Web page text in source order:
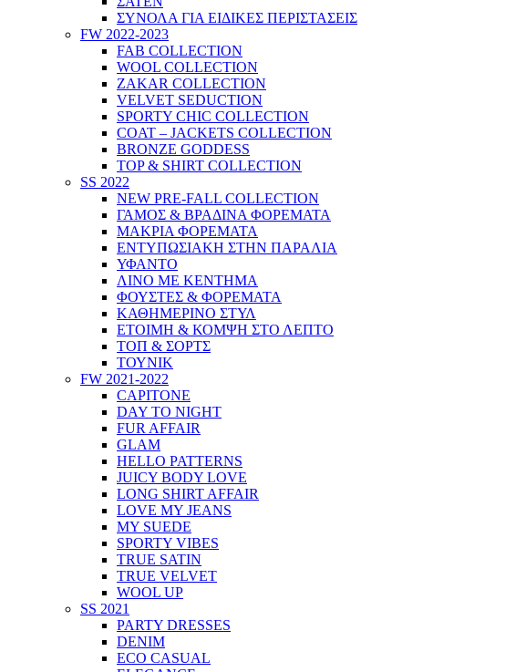
ΣΥΝΟΛΑ ΓΙΑ ΕΙΔΙΚΕΣ ΠΕΡΙΣΤΑΣΕΙΣ
FW 2022-2023
FAB COLLECTION
WOOL COLLECTION
ZAKAR COLLECTION
VELVET SEDUCTION
SPORTY CHIC COLLECTION
COAT – JACKETS COLLECTION
BRONZE GODDESS
TOP & SHIRT COLLECTION
SS 2022
NEW PRE-FALL COLLECTION
ΓΑΜΟΣ & ΒΡΑΔΙΝΑ ΦΟΡΕΜΑΤΑ
ΜΑΚΡΙΑ ΦΟΡΕΜΑΤΑ
ΕΝΤΥΠΩΣΙΑΚΗ ΣΤΗΝ ΠΑΡΑΛΙΑ
ΥΦΑΝΤΟ
ΛΙΝΟ ΜΕ ΚΕΝΤΗΜΑ
ΦΟΥΣΤΕΣ & ΦΟΡΕΜΑΤΑ
ΚΑΘΗΜΕΡΙΝΟ ΣΤΥΛ
ΕΤΟΙΜΗ & ΚΟΜΨΗ ΣΤΟ ΛΕΠΤΟ
ΤΟΠ & ΣΟΡΤΣ
ΤΟΥΝΙΚ
FW 2021-2022
CAPITONE
DAY TO NIGHT
FUR AFFAIR
GLAM
HELLO PATTERNS
JUICY BODY LOVE
LONG SHIRT AFFAIR
LOVE MY JEANS
MY SUEDE
SPORTY VIBES
TRUE SATIN
TRUE VELVET
WOOL UP
SS 2021
PARTY DRESSES
DENIM
ECO CASUAL